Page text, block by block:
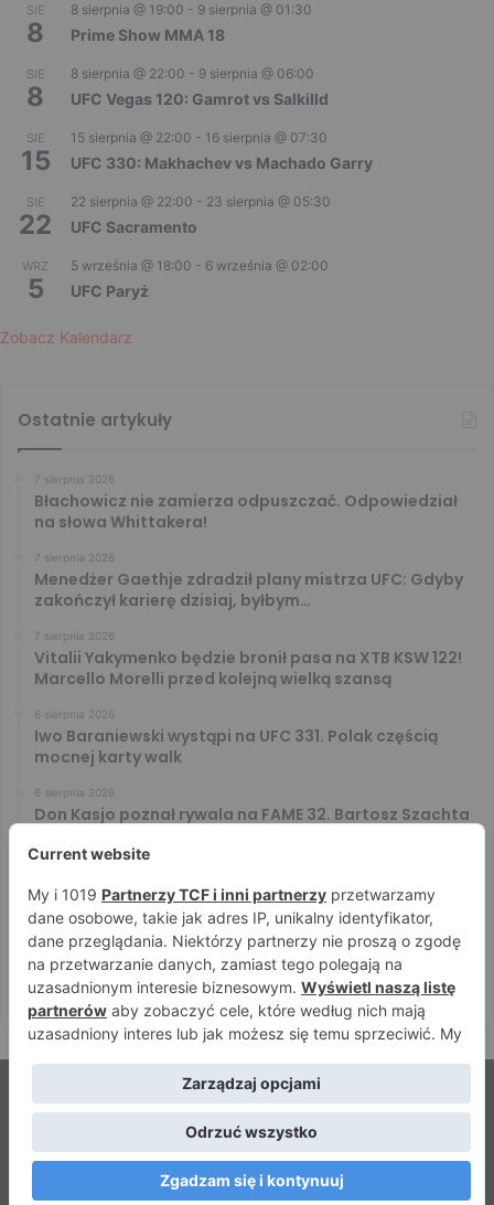
SIE
8
8 sierpnia @ 19:00 - 9 sierpnia @ 01:30
Prime Show MMA 18
SIE
8
8 sierpnia @ 22:00 - 9 sierpnia @ 06:00
UFC Vegas 120: Gamrot vs Salkilld
SIE
15
15 sierpnia @ 22:00 - 16 sierpnia @ 07:30
UFC 330: Makhachev vs Machado Garry
SIE
22
22 sierpnia @ 22:00 - 23 sierpnia @ 05:30
UFC Sacramento
WRZ
5
5 września @ 18:00 - 6 września @ 02:00
UFC Paryż
Zobacz Kalendarz
Ostatnie artykuły
7 sierpnia 2026
Błachowicz nie zamierza odpuszczać. Odpowiedział
na słowa Whittakera!
7 sierpnia 2026
Menedżer Gaethje zdradził plany mistrza UFC: Gdyby
zakończył karierę dzisiaj, byłbym…
7 sierpnia 2026
Vitalii Yakymenko będzie bronił pasa na XTB KSW 122!
Marcello Morelli przed kolejną wielką szansą
6 sierpnia 2026
Iwo Baraniewski wystąpi na UFC 331. Polak częścią
mocnej karty walk
6 sierpnia 2026
Don Kasjo poznał rywala na FAME 32. Bartosz Szachta
Niepokonany Włodarczyk zawalczy o ranking! Na XTB
KSW 122 zmierzy się z Paivą
5 sierpnia 2026
Mateusz DON DIEGO Kubiszyn o rywalu na GROMDA 26.
Kibice typują trzy nazwiska
© Strefamma.pl 2026, Wszelkie prawa zastrzeżone |
Home
Redakcja Kontakt
FacebookYouTube
RSS